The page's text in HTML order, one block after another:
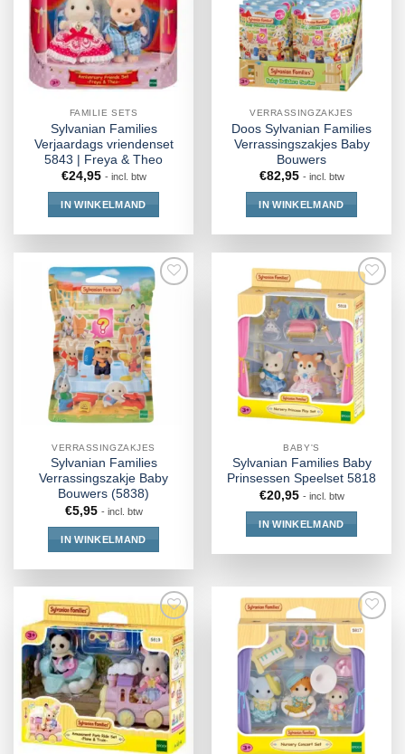
FAMILIE SETS
Sylvanian Families
Verjaardags vriendenset
5843 | Freya & Theo
€24,95 - incl. btw
IN WINKELMAND
VERRASSINGZAKJES
Doos Sylvanian Families
Verrassingszakjes Baby
Bouwers
€82,95 - incl. btw
IN WINKELMAND
VERRASSINGZAKJES
Sylvanian Families
Verrassingszakje Baby
Bouwers (5838)
€5,95 - incl. btw
IN WINKELMAND
BABY'S
Sylvanian Families Baby
Prinsessen Speelset 5818
€20,95 - incl. btw
IN WINKELMAND